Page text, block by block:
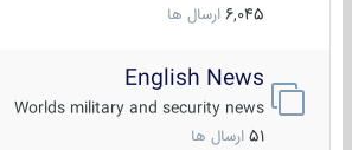
6,045 ارسال ها
English News
Worlds military and security news
51 ارسال ها